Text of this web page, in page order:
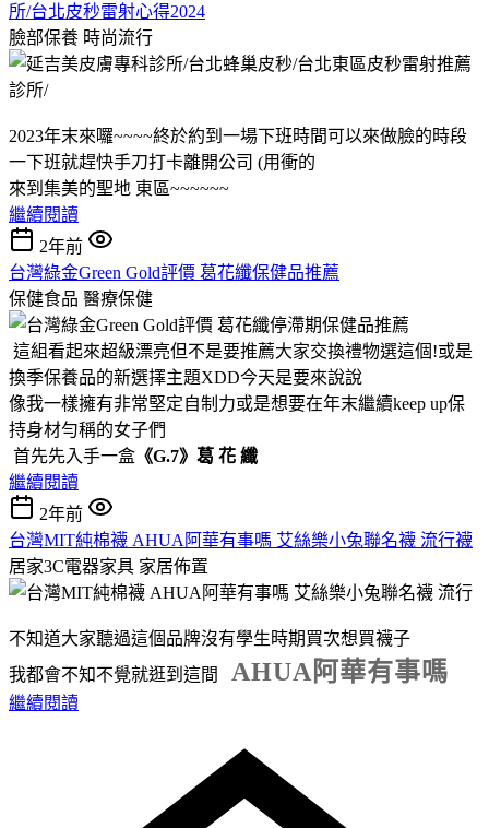
所/台北皮秒雷射心得2024
臉部保養 時尚流行
2023年末來囉~~~~終於約到一場下班時間可以來做臉的時段
一下班就趕快手刀打卡離開公司 (用衝的
來到集美的聖地 東區~~~~~~
繼續閱讀
2年前
台灣綠金Green Gold評價 葛花纖保健品推薦
保健食品 醫療保健
這組看起來超級漂亮但不是要推薦大家交換禮物選這個!或是
換季保養品的新選擇主題XDD今天是要來說說
像我一樣擁有非常堅定自制力或是想要在年末繼續keep up保
持身材勻稱的女子們
首先先入手一盒 《G.7》葛 花 纖
繼續閱讀
2年前
台灣MIT純棉襪 AHUA阿華有事嗎 艾絲樂小兔聯名襪 流行襪
居家3C電器家具 家居佈置
不知道大家聽過這個品牌沒有學生時期買次想買襪子
我都會不知不覺就逛到這間 AHUA阿華有事嗎
繼續閱讀